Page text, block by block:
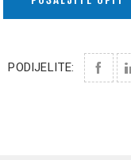
PODIJELITE: